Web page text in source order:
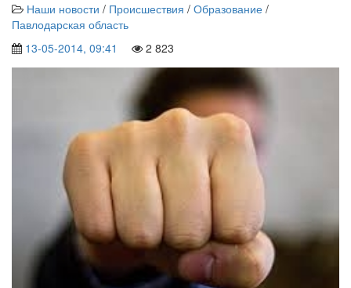
Наши новости / Происшествия / Образование /
Павлодарская область
13-05-2014, 09:41
2 823